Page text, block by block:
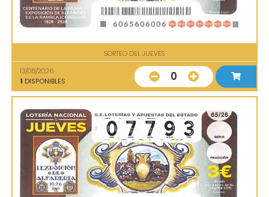
SORTEO DEL JUEVES
13/08/2026
1 DISPONIBLES 0